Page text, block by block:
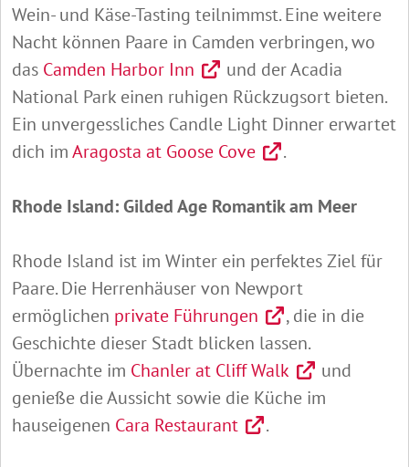
Wein- und Käse-Tasting teilnimmst. Eine weitere
Nacht können Paare in Camden verbringen, wo
das Camden Harbor Inn
und der Acadia
National Park einen ruhigen Rückzugsort bieten.
Ein unvergessliches Candle Light Dinner erwartet
dich imAragosta at Goose Cove .
Rhode Island: Gilded Age Romantik am Meer
Rhode Island ist im Winter ein perfektes Ziel für
Paare. Die Herrenhäuser von Newport
ermöglichen private Führungen
, die in die
Geschichte dieser Stadt blicken lassen.
Übernachte im Chanler at Cliff Walk
und
genieße die Aussicht sowie die Küche im
hauseigenen Cara Restaurant .